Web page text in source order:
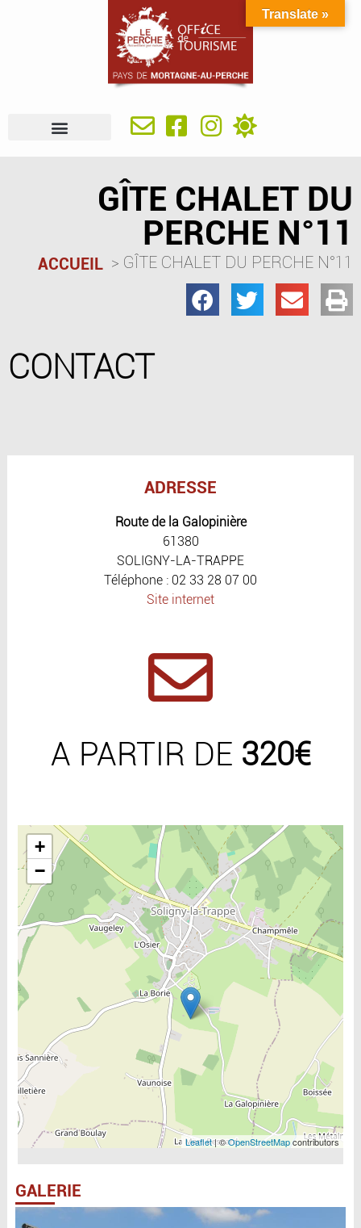
GÎTE CHALET DU
PERCHE N°11
ACCUEIL GÎTE CHALET DU PERCHE N°11
CONTACT
ADRESSE
Route de la Galopinière
61380
SOLIGNY-LA-TRAPPE
Téléphone : 02 33 28 07 00
Site internet
A PARTIR DE 320€
Include la carte
+
−
Leaflet| ©OpenStreetMapcontributors
GALERIE
Translate »